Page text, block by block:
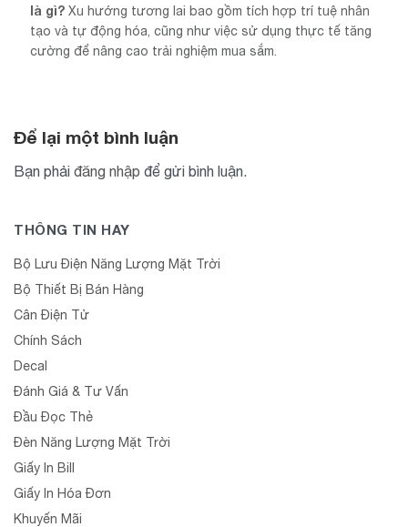
là gì? Xu hướng tương lai bao gồm tích hợp trí tuệ nhân
tạo và tự động hóa, cũng như việc sử dụng thực tế tăng
cường để nâng cao trải nghiệm mua sắm.
Để lại một bình luận
Bạn phải đăng nhập để gửi bình luận.
THÔNG TIN HAY
Bộ Lưu Điện Năng Lượng Mặt Trời
Bộ Thiết Bị Bán Hàng
Cân Điện Tử
Chính Sách
Decal
Đánh Giá & Tư Vấn
Đầu Đọc Thẻ
Đèn Năng Lượng Mặt Trời
Giấy In Bill
Giấy In Hóa Đơn
Khuyến Mãi